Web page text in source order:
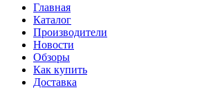
Главная
Каталог
Производители
Новости
Обзоры
Как купить
Доставка